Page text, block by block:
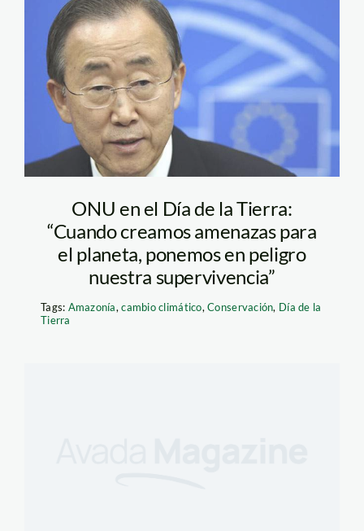
ONU-bank
ONU en el Día de la Tierra:
“Cuando creamos amenazas para
el planeta, ponemos en peligro
nuestra supervivencia”
Tags: Amazonía,cambio climático,Conservación, Día de la
Tierra